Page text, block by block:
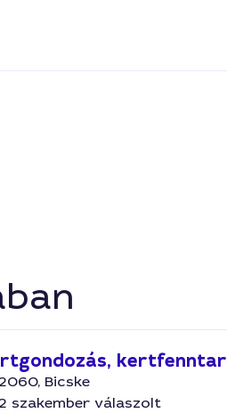
2060, Bicske
2 szakember válaszolt